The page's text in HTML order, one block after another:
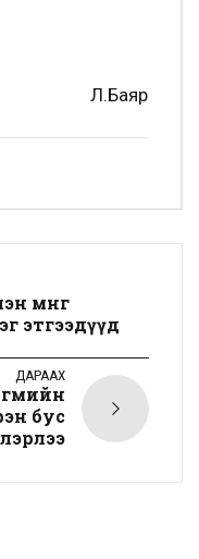
Л.Баяр
мөнгө
этгээдүүд
ДАРААХ
бус